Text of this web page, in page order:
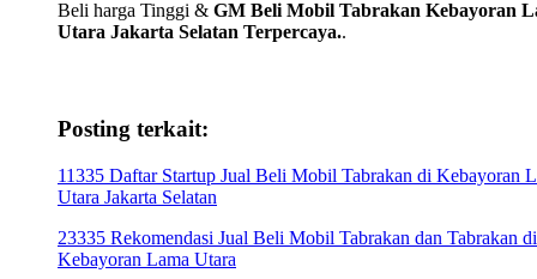
Beli harga Tinggi & GM Beli Mobil Tabrakan Kebayoran
Utara Jakarta Selatan Terpercaya..
Posting terkait:
11335 Daftar Startup Jual Beli Mobil Tabrakan di Kebayoran
Utara Jakarta Selatan
23335 Rekomendasi Jual Beli Mobil Tabrakan dan Tabrakan di
Kebayoran Lama Utara